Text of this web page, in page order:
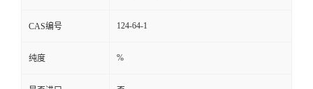
CAS编号 124-64-1
纯度 %